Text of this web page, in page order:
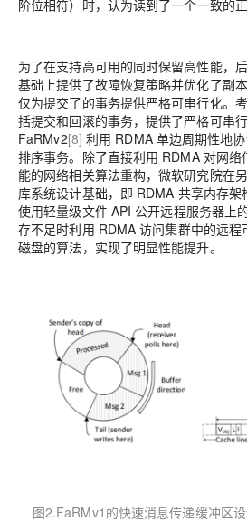
阶位相符）时，认为读到了一个一致的正
为了在支持高可用的同时保留高性能，
基础上提供了故障恢复策略并优化了副
仅为提交了的事务提供严格可串行化
括提交和回滚的事务，提供了严格可串行
FaRMv2[8] 利用 RDMA 单边周期性地
排序事务。除了直接利用 RDMA 对网
能的网络相关算法重构，微软研究院在
库系统设计基础，即 RDMA 共享内存
使用轻量级文件 API 公开远程服务器上
存不足时利用 RDMA 访问集群中的远
磁盘的算法，实现了明显性能提升。
图2.FaRMv1的快速消息传递缓冲区